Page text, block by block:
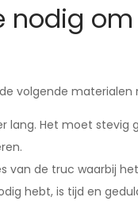
nodig
volgende materialen
lang. Het moet
van de truc waarbij
hebt, is tijd en